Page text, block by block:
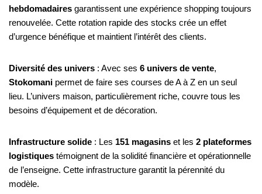
hebdomadaires garantissent une expérience shopping toujours
renouvelée. Cette rotation rapide des stocks crée un effet
d’urgence bénéfique et maintient l’intérêt des clients.
Diversité des univers : Avec ses 6 univers de vente,
Stokomani permet de faire ses courses de A à Z en un seul
lieu. L’univers maison, particulièrement riche, couvre tous les
besoins d’équipement et de décoration.
Infrastructure solide : Les 151 magasins et les 2 plateformes
logistiques témoignent de la solidité financière et opérationnelle
de l’enseigne. Cette infrastructure garantit la pérennité du
modèle.